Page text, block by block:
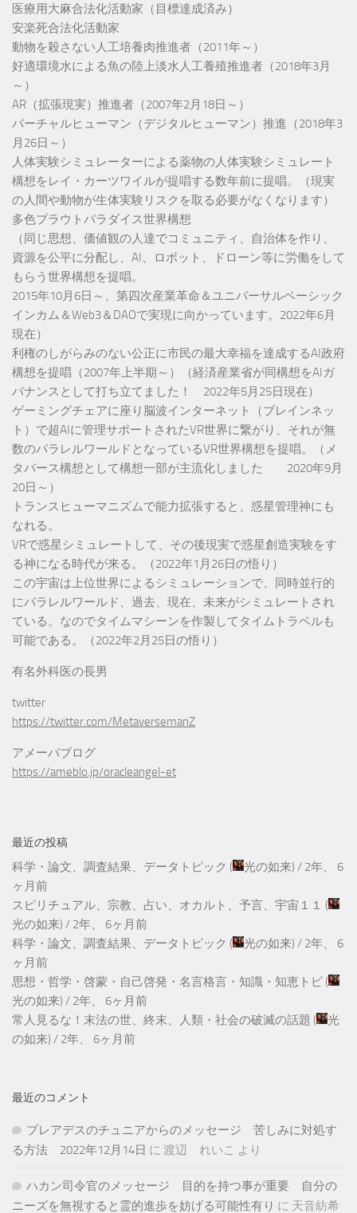
医療用大麻合法化活動家（目標達成済み）
安楽死合法化活動家
動物を殺さない人工培養肉推進者（2011年～）
好適環境水による魚の陸上淡水人工養殖推進者（2018年3月
～）
AR（拡張現実）推進者（2007年2月18日～）
バーチャルヒューマン（デジタルヒューマン）推進（2018年3
月26日～）
人体実験シミュレーターによる薬物の人体実験シミュレート
構想をレイ・カーツワイルが提唱する数年前に提唱。（現実
の人間や動物が生体実験リスクを取る必要がなくなります）
多色プラウトパラダイス世界構想
（同じ思想、価値観の人達でコミュニティ、自治体を作り、
資源を公平に分配し、AI、ロボット、ドローン等に労働をして
もらう世界構想を提唱。
2015年10月6日～、第四次産業革命＆ユニバーサルベーシック
インカム＆Web3＆DAOで実現に向かっています。2022年6月
現在）
利権のしがらみのない公正に市民の最大幸福を達成するAI政府
構想を提唱（2007年上半期～）（経済産業省が同構想をAIガ
バナンスとして打ち立てました！ 2022年5月25日現在）
ゲーミングチェアに座り脳波インターネット（ブレインネッ
ト）で超AIに管理サポートされたVR世界に繋がり、それが無
数のパラレルワールドとなっているVR世界構想を提唱。（メ
タバース構想として構想一部が主流化しました 2020年9月
20日～）
トランスヒューマニズムで能力拡張すると、惑星管理神にも
なれる。
VRで惑星シミュレートして、その後現実で惑星創造実験をす
る神になる時代が来る。（2022年1月26日の悟り）
この宇宙は上位世界によるシミュレーションで、同時並行的
にパラレルワールド、過去、現在、未来がシミュレートされ
ている。なのでタイムマシーンを作製してタイムトラベルも
可能である。（2022年2月25日の悟り）
有名外科医の長男
twitter
https://twitter.com/MetaversemanZ
アメーバブログ
https://ameblo.jp/oracleangel-et
最近の投稿
科学・論文、調査結果、データトピック ( 光の如来) / 2年、 6
ヶ月前
スピリチュアル、宗教、占い、オカルト、予言、宇宙１１ (
光の如来) / 2年、 6ヶ月前
科学・論文、調査結果、データトピック ( 光の如来) / 2年、 6
ヶ月前
思想・哲学・啓蒙・自己啓発・名言格言・知識・知恵トピ (
光の如来) / 2年、 6ヶ月前
常人見るな！末法の世、終末、人類・社会の破滅の話題 (
光
の如来) / 2年、 6ヶ月前
最近のコメント
プレアデスのチュニアからのメッセージ 苦しみに対処す
る方法 2022年12月14日 に 渡辺 れいこ より
ハカン司令官のメッセージ 目的を持つ事が重要 自分の
ニーズを無視すると霊的進歩を妨げる可能性有り に 天音紡希